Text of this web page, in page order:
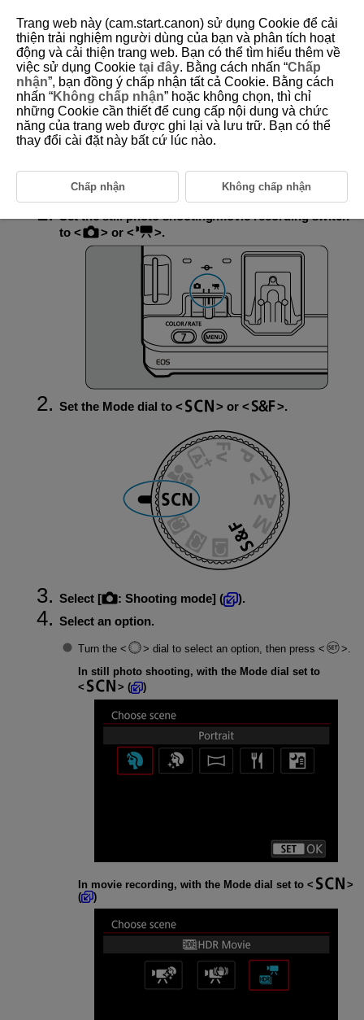
D388-059
Shooting/Recording Mode
With the Mode dial set to
(for still photos or movies) or
the shooting situation.
Set the still photo shooting/movie recording switch
to
or .
Set the Mode dial to or .
Select [ : Shooting mode] (
).
Select an option.
Turn the dial to select an option, then press
.
In still photo shooting, with the Mode dial set to
(
)
In movie recording, with the Mode dial set to
(
)
Trang web này (cam.start.canon) sử dụng Cookie để cải
thiện trải nghiệm người dùng của bạn và phân tích hoạt
động và cải thiện trang web. Bạn có thể tìm hiểu thêm về
việc sử dụng Cookie tại đây. Bằng cách nhấn “Chấp
nhận”, bạn đồng ý chấp nhận tất cả Cookie. Bằng cách
nhấn “Không chấp nhận” hoặc không chọn, thì chỉ
những Cookie cần thiết để cung cấp nội dung và chức
năng của trang web được ghi lại và lưu trữ. Bạn có thể
thay đổi cài đặt này bất cứ lúc nào.
Chấp nhận Không chấp nhận